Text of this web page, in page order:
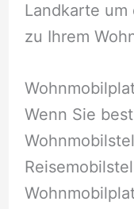
Landkarte
zu Ihrem
Wenn Sie